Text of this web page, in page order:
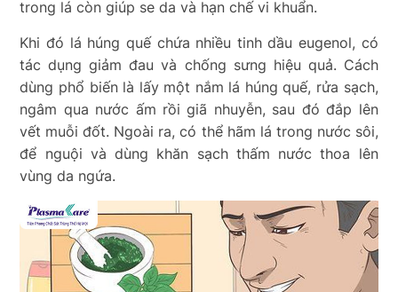
trong lá còn giúp se da và hạn chế vi khuẩn.
Khi đó lá húng quế chứa nhiều tinh dầu eugenol, có
tác dụng giảm đau và chống sưng hiệu quả. Cách
dùng phổ biến là lấy một nắm lá húng quế, rửa sạch,
ngâm qua nước ấm rồi giã nhuyễn, sau đó đắp lên
vết muỗi đốt. Ngoài ra, có thể hãm lá trong nước sôi,
để nguội và dùng khăn sạch thấm nước thoa lên
vùng da ngứa.